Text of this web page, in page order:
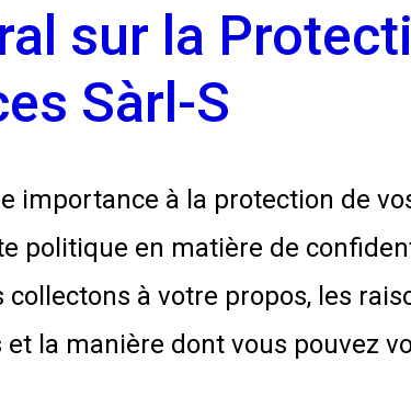
sur la
Sàrl-S
importance à la protection de
politique en matière de
à votre propos, les
la manière dont vous pouvez